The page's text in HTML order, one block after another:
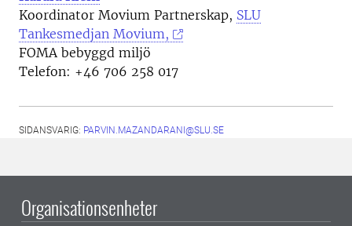
Koordinator Movium Partnerskap, SLU
Tankesmedjan Movium,
FOMA bebyggd miljö
Telefon: +46 706 258 017
SIDANSVARIG: PARVIN.MAZANDARANI@SLU.SE
Organisationsenheter